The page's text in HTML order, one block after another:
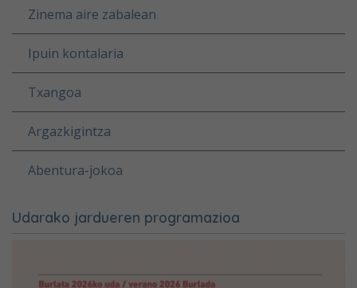
Zinema aire zabalean
Ipuin kontalaria
Txangoa
Argazkigintza
Abentura-jokoa
Udarako jardueren programazioa